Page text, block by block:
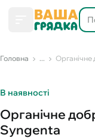
Головна ... Органічне
В наявності
Органічне
Syngenta